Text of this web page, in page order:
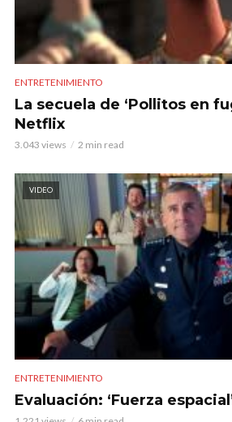
ENTRETENIMIENTO
La secuela de ‘Pollitos en
Netflix
3.043 views 2 min read
VIDEO
ENTRETENIMIENTO
Evaluación: ‘Fuerza